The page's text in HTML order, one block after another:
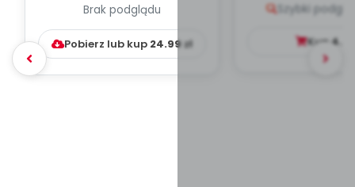
WYCHOWAWCZO –
DYDAKTYC...
Brak podglądu
Pobierz lub kup 24.99zł
Szybki
Kup